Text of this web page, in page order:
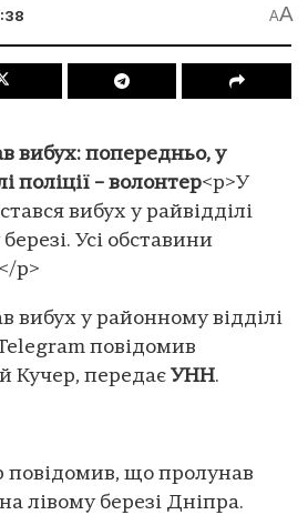
AA
вибух: попередньо, у
поліції – волонтер<p>У
вибух у райвідділі
Усі обставини
p>
вибух у районному відділі
повідомив
Кучер, передає УНН.
повідомив, що пролунав
лівому березі Дніпра.